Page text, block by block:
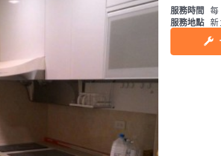
服務時間
服務地點